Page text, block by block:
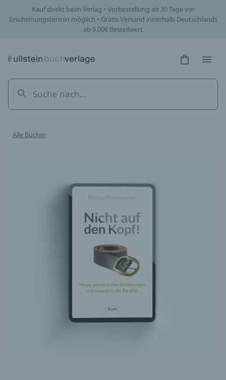
Kauf direkt beim Verlag • Vorbestellung ab 30 Tage vor
Erscheinungstermin möglich • Gratis Versand innerhalb Deutschlands
ab 9,00€ Bestellwert
Hidden
Alle Bücher